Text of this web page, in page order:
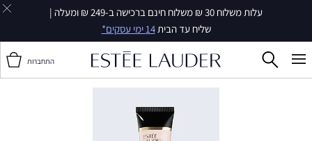
עלות משלוח 30 ₪ משלוח חינם ברכישה ב-249 ₪ ומעלה |
שליח עד הבית14 ימי עסקים*
התחברות